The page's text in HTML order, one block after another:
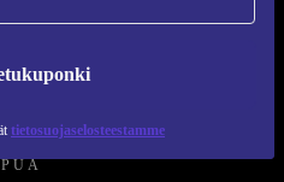
tietosuojaselosteestamme